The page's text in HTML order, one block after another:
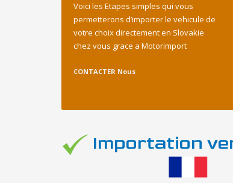
Voici les Etapes simples qui vous
permetterons d’importer le vehicule de
votre choix directement en Slovakie
chez vous grace a Motorimport
CONTACTER Nous
Importation